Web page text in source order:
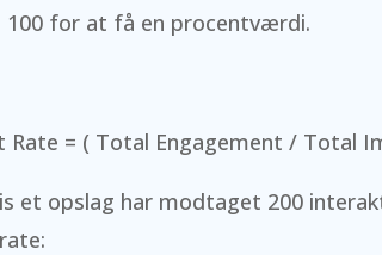
for at få en procentværdi.
Rate = ( Total Engagement / Total
et opslag har modtaget 200